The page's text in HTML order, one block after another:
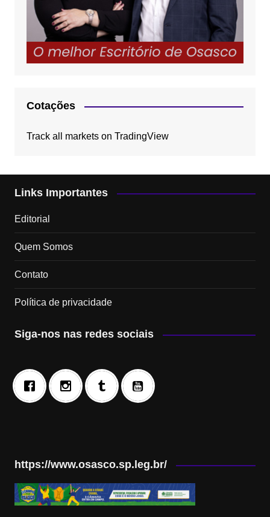
Cotações
Track all markets on TradingView
Links Importantes
Editorial
Quem Somos
Contato
Política de privacidade
Siga-nos nas redes sociais
https://www.osasco.sp.leg.br/